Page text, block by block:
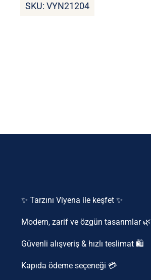
SKU: VYN21204
✨ Tarzını Viyena ile keşfet ✨
Modern, zarif ve özgün tasarımlar 🌿
Güvenli alışveriş & hızlı teslimat 🛍️
Kapıda ödeme seçeneği 💳